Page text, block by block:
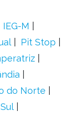
IEG-M
Pit Stop
do Norte